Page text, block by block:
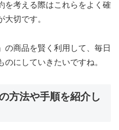
を考える際はこれらをよく確
切です。
の商品を賢く利用して、毎日
にしていきたいですね。
方法や手順を紹介し